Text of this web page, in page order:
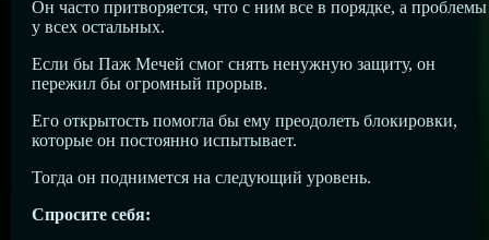
Он часто притворяется, что с ним все в порядке, а проблемы
у всех остальных.
Если бы Паж Мечей смог снять ненужную защиту, он
пережил бы огромный прорыв.
Его открытость помогла бы ему преодолеть блокировки,
которые он постоянно испытывает.
Тогда он поднимется на следующий уровень.
Спросите себя: